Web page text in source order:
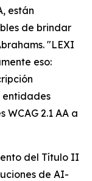
están
de brindar
"LEXI
eso:
entidades
2.1 AA a
del Título II
de AI-